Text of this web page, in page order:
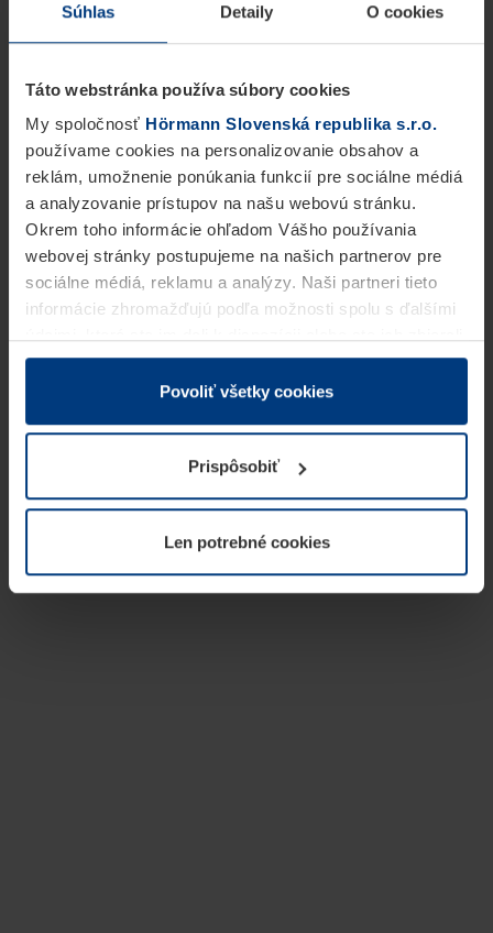
Súhlas Detaily O cookies
Táto webstránka používa súbory cookies
My spoločnosť Hörmann Slovenská republika s.r.o.
používame cookies na personalizovanie obsahov a
reklám, umožnenie ponúkania funkcií pre sociálne médiá
a analyzovanie prístupov na našu webovú stránku.
Okrem toho informácie ohľadom Vášho používania
webovej stránky postupujeme na našich partnerov pre
sociálne médiá, reklamu a analýzy. Naši partneri tieto
informácie zhromažďujú podľa možnosti spolu s ďalšími
v rámci Vášho využívania služieb.
Z právneho hľadiska môžeme cookies ukladať na Vašom
prevádzku tejto stránky. Pre všetky ostatné typy cookie
potrebujeme Vaše povolenie. Vaše povolenie môžete
kedykoľvek zmeniť alebo odvolať vo vysvetlení cookie
našej webovej stránky.
Povoliť všetky cookies
Prispôsobiť
Len potrebné cookies